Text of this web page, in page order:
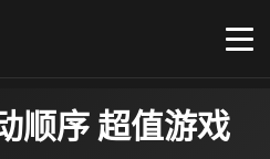
顺序 超值游戏